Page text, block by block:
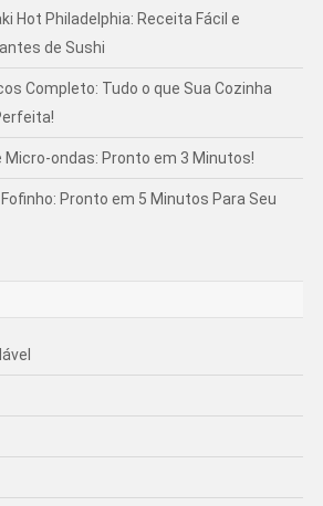
Hot Philadelphia: Receita Fácil e
de Sushi
Completo: Tudo o que Sua Cozinha
Micro-ondas: Pronto em 3 Minutos!
Pronto em 5 Minutos Para Seu